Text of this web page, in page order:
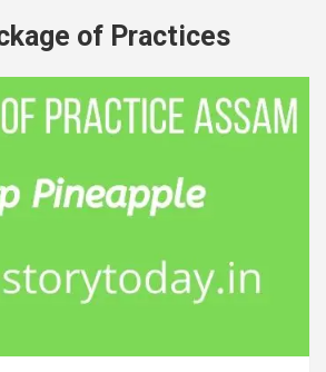
of Practices